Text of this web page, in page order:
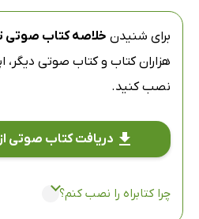
برای شنیدن خلاصه کتاب صوتی
هزاران کتاب و کتاب صوتی دیگر،
نصب کنید.
دریافت کتاب صوتی از
چرا کتابراه را نصب کنم؟